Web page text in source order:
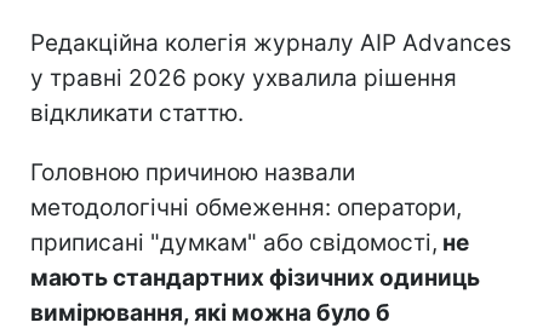
Редакційна колегія журналу AIP Advances
у травні 2026 року ухвалила рішення
відкликати статтю.
Головною причиною назвали
методологічні обмеження: оператори,
приписані "думкам" або свідомості, не
мають стандартних фізичних одиниць
вимірювання, які можна було б